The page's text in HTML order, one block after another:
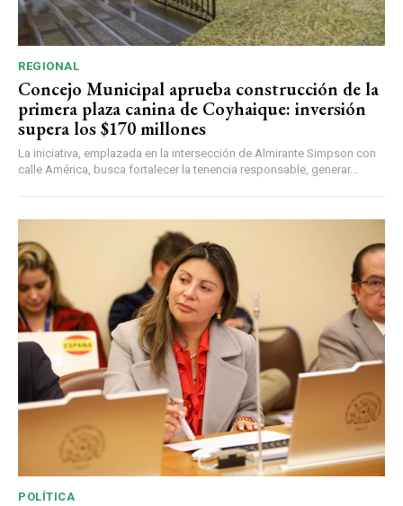
REGIONAL
Concejo Municipal aprueba construcción de la
primera plaza canina de Coyhaique: inversión
supera los $170 millones
La iniciativa, emplazada en la intersección de Almirante Simpson con
calle América, busca fortalecer la tenencia responsable, generar...
POLÍTICA